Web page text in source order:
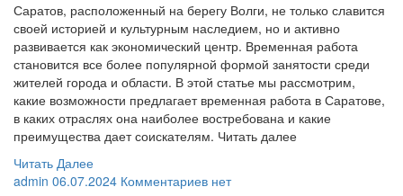
Саратов, расположенный на берегу Волги, не только славится
своей историей и культурным наследием, но и активно
развивается как экономический центр. Временная работа
становится все более популярной формой занятости среди
жителей города и области. В этой статье мы рассмотрим,
какие возможности предлагает временная работа в Саратове,
в каких отраслях она наиболее востребована и какие
преимущества дает соискателям. Читать далее
Читать Далее
admin 06.07.2024 Комментариев нет